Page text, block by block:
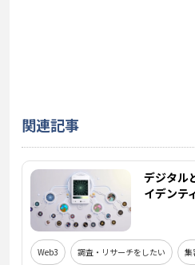
関連記事
デジタル
イデンテ
Web3 調査・リサーチをしたい 集